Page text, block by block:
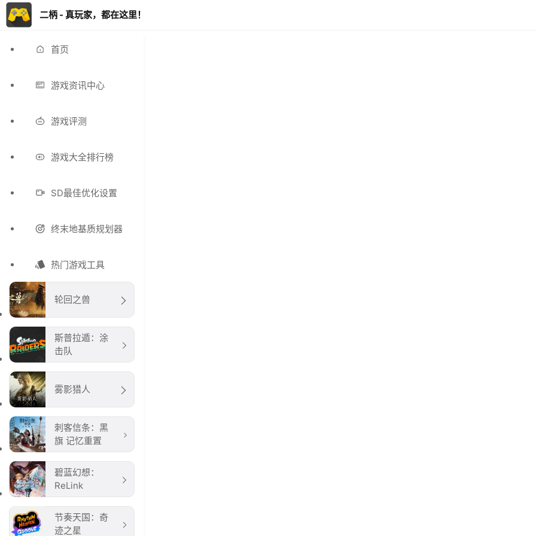
二柄 - 真玩家，都在这里！
首页
游戏资讯中心
游戏评测
游戏大全排行榜
SD最佳优化设置
终末地基质规划器
热门游戏工具
轮回之兽
斯普拉遁：涂
击队
雾影猎人
刺客信条：黑
旗 记忆重置
碧蓝幻想：
ReLink
节奏天国：奇
迹之星